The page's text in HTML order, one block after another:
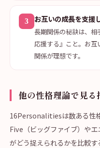
3 お互いの成長を支援
長期関係の秘訣は、相
応援する』こと。お互
関係が理想です。
他の性格理論で見る
16Personalitiesは数ある性
Five（ビッグファイブ）や
がどう捉えられるかを比較